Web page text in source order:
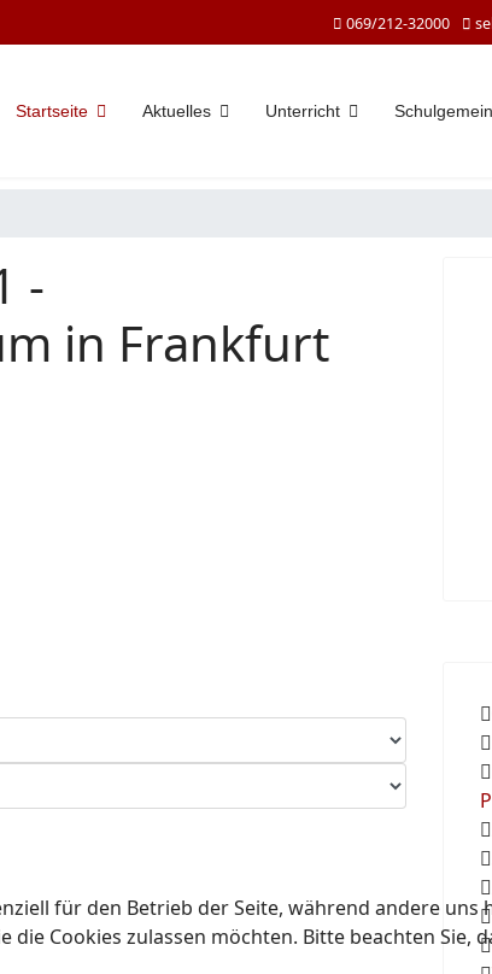
069/212-32000
Startseite Aktuelles Unterricht
-
in Frankfurt
für den Betrieb der Seite, während andere
die Cookies zulassen möchten. Bitte beachten